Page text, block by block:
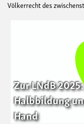
Völkerrecht des
Zur LNdB
Halbbildung
Hand